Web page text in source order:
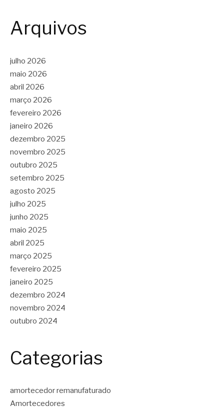
Arquivos
julho 2026
maio 2026
abril 2026
março 2026
fevereiro 2026
janeiro 2026
dezembro 2025
novembro 2025
outubro 2025
setembro 2025
agosto 2025
julho 2025
junho 2025
maio 2025
abril 2025
março 2025
fevereiro 2025
janeiro 2025
dezembro 2024
novembro 2024
outubro 2024
Categorias
amortecedor remanufaturado
Amortecedores